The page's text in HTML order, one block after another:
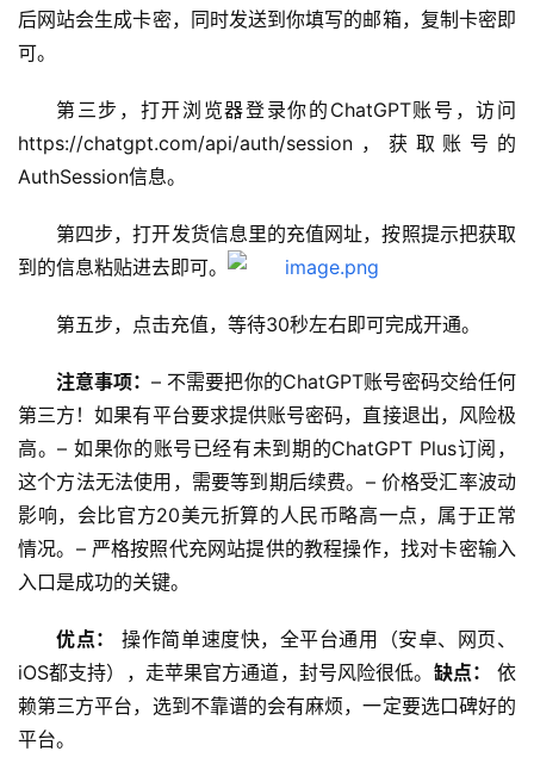
后网站会生成卡密，同时发送到你填写的邮箱，复制卡密即
可。
第三步，打开浏览器登录你的ChatGPT账号，访问
https://chatgpt.com/api/auth/session，获取账号的
AuthSession信息。
第四步，打开发货信息里的充值网址，按照提示把获取
到的信息粘贴进去即可。
第五步，点击充值，等待30秒左右即可完成开通。
注意事项：– 不需要把你的ChatGPT账号密码交给任何
第三方！如果有平台要求提供账号密码，直接退出，风险极
高。– 如果你的账号已经有未到期的ChatGPT Plus订阅，
这个方法无法使用，需要等到期后续费。– 价格受汇率波动
影响，会比官方20美元折算的人民币略高一点，属于正常
情况。– 严格按照代充网站提供的教程操作，找对卡密输入
入口是成功的关键。
优点：
操作简单速度快，全平台通用（安卓、网页、
iOS都支持），走苹果官方通道，封号风险很低。 缺点：
依
赖第三方平台，选到不靠谱的会有麻烦，一定要选口碑好的
平台。